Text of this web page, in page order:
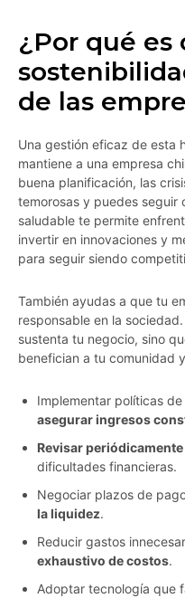
¿Por qué es
de las
Una gestión eficaz de esta
mantiene a una empresa
buena planificación, las
temorosas y puedes seguir
saludable te permite
invertir en innovaciones y
para seguir siendo
También ayudas a que tu
responsable en la
sustenta tu negocio, sino
benefician a tu comunidad
Implementar políticas
asegurar ingresos
Revisar periódicamente
dificultades financieras.
Negociar plazos de
la liquidez.
Reducir gastos
exhaustivo de costos.
Adoptar tecnología que